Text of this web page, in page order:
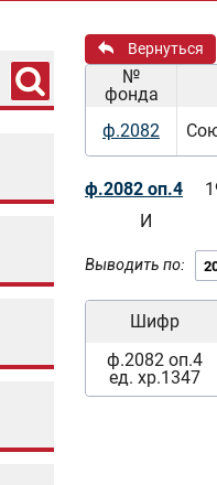
Вернуться
№
фонда
ф.2082
ф.2082 оп.4
И
Выводить по:
Шифр
ф.2082 оп.4
ед. хр.1347